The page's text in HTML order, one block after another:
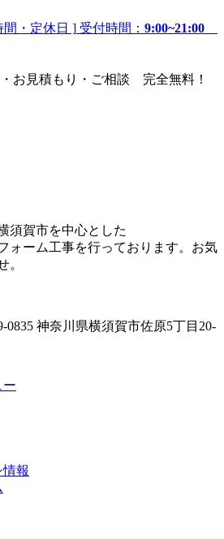
間・定休日 ] 受付時間： 9:00~21:00
お見積もり・ご相談 完全無料！
須賀市を中心とした
ォーム工事を行っております。お気
。
0835 神奈川県横須賀市佐原5丁目20-
ー
報